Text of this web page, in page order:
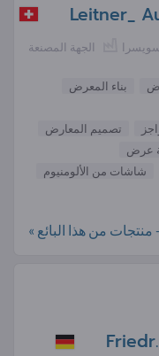
Leitner_
الجهة المصنعة
بناء المعرض
تصميم المعارض
عرض
شاشات من الألومنيوم
من هذا البائع »